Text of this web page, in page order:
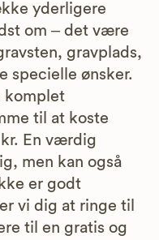
yderligere
om – det være
gravplads,
specielle ønsker.
komplet
til at koste
En værdig
men kan også
er godt
vi dig at ringe til
til en gratis og